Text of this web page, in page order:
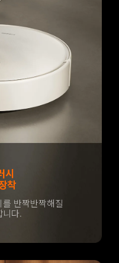
시
착
반짝반짝해질
니다.